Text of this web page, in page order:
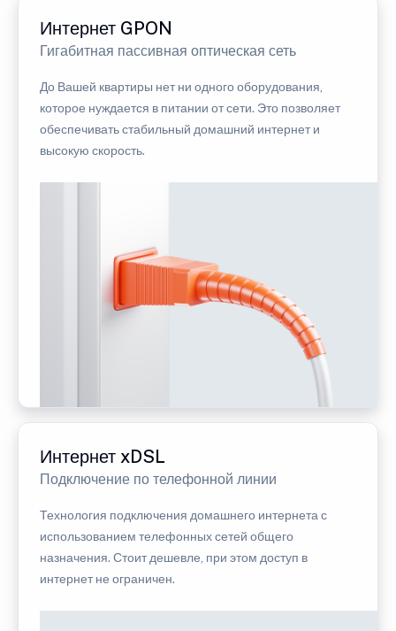
Интернет GPON
Гигабитная пассивная оптическая сеть
До Вашей квартиры нет ни одного оборудования,
которое нуждается в питании от сети. Это позволяет
обеспечивать стабильный домашний интернет и
высокую скорость.
Интернет xDSL
Подключение по телефонной линии
Технология подключения домашнего интернета с
использованием телефонных сетей общего
назначения. Стоит дешевле, при этом доступ в
интернет не ограничен.